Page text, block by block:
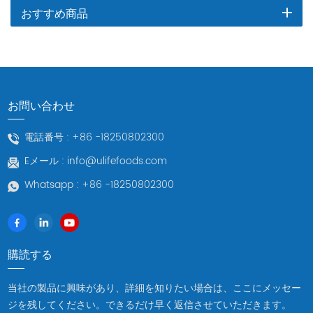
おすすめ商品
お問い合わせ
電話番号 : +86 -18250802300
Eメール : info@ulifefoods.com
Whatsapp : +86 -18250802300
購読する
当社の製品に興味があり、詳細を知りたい場合は、ここにメッセー
ジを残してください。できるだけ早く返信させていただきます。